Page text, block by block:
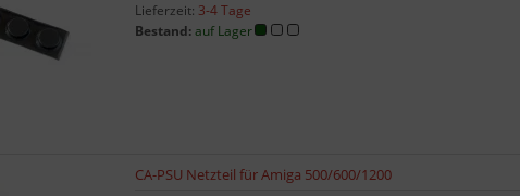
Lieferzeit: 3-4 Tage
Bestand:auf Lager
CA-PSU Netzteil für Amiga 500/600/1200